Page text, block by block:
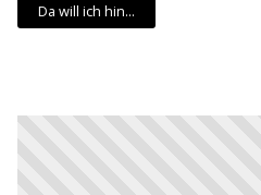
Da will ich hin...